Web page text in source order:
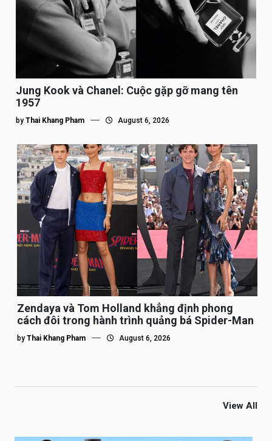
Jung Kook và Chanel: Cuộc gặp gỡ mang tên
1957
by Thai Khang Pham August 6, 2026
Zendaya và Tom Holland khẳng định phong
cách đôi trong hành trình quảng bá Spider-Man
by Thai Khang Pham August 6, 2026
View All